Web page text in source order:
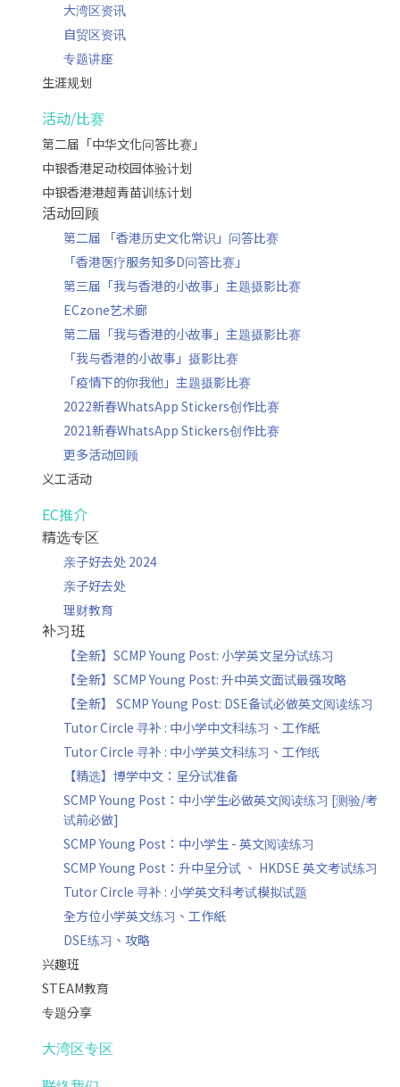
大湾区资讯
自贸区资讯
专题讲座
生涯规划
活动/比赛
第二届「中华文化问答比赛」
中银香港足动校园体验计划
中银香港港超青苗训练计划
活动回顾
第二届 「香港历史文化常识」问答比赛
「香港医疗服务知多D问答比赛」
第三届「我与香港的小故事」主题摄影比赛
ECzone艺术廊
第二届「我与香港的小故事」主题摄影比赛
「我与香港的小故事」摄影比赛
「疫情下的你我他」主题摄影比赛
2022新春WhatsApp Stickers创作比赛
2021新春WhatsApp Stickers创作比赛
更多活动回顾
义工活动
EC推介
精选专区
亲子好去处 2024
亲子好去处
理财教育
补习班
【全新】SCMP Young Post: 小学英文呈分试练习
【全新】SCMP Young Post: 升中英文面试最强攻略
【全新】 SCMP Young Post: DSE备试必做英文阅读练习
Tutor Circle 寻补 : 中小学中文科练习、工作紙
Tutor Circle 寻补 : 中小学英文科练习、工作纸
【精选】博学中文：呈分试准备
SCMP Young Post：中小学生必做英文阅读练习 [测验/考
试前必做]
SCMP Young Post：中小学生 - 英文阅读练习
SCMP Young Post：升中呈分试 、 HKDSE 英文考试练习
Tutor Circle 寻补 : 小学英文科考试模拟试题
全方位小学英文练习、工作紙
DSE练习、攻略
兴趣班
STEAM教育
专题分享
大湾区专区